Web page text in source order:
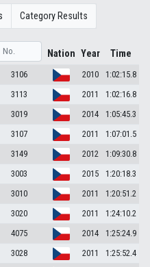
Category Results
Nation Year Time
3106 2010
1:02:15.8
3113 2011
1:02:16.8
3019 2014
1:05:45.3
3107 2011
1:07:01.5
3149 2012
1:09:30.8
3003 2015
1:20:18.3
3010 2011
1:20:51.2
3020 2011
1:24:10.2
4075 2014
1:25:24.9
3028 2011
1:25:52.4